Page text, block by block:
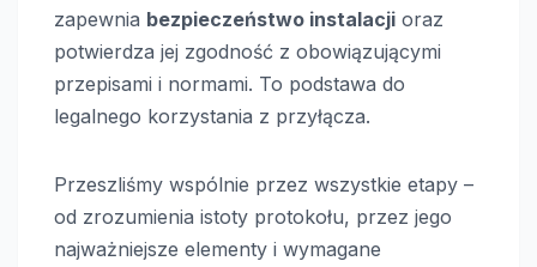
zapewnia bezpieczeństwo instalacji oraz
potwierdza jej zgodność z obowiązującymi
przepisami i normami. To podstawa do
legalnego korzystania z przyłącza.
Przeszliśmy wspólnie przez wszystkie etapy –
od zrozumienia istoty protokołu, przez jego
najważniejsze elementy i wymagane